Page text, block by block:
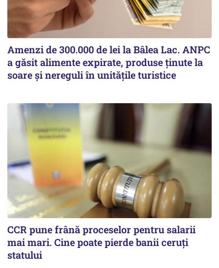
Amenzi de 300.000 de lei la Bâlea Lac. ANPC
a găsit alimente expirate, produse ținute la
soare și nereguli în unitățile turistice
CCR pune frână proceselor pentru salarii
mai mari. Cine poate pierde banii ceruți
statului